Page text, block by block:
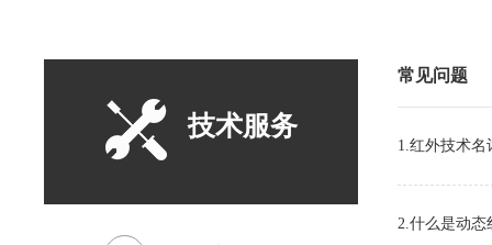
技术服务
常见问题
1.红外技术名
2.什么是动